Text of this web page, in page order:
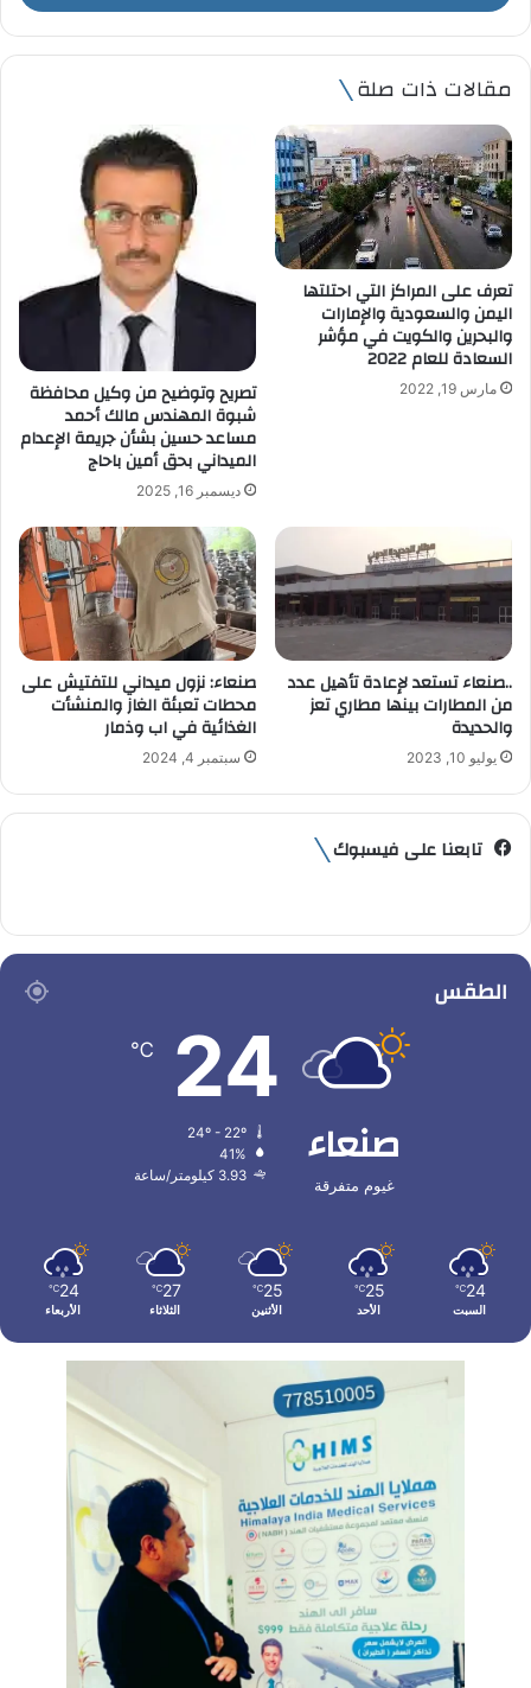
ر
د
ا
ل
إ
ل
ك
ت
ر
و
ن
ي
مقالات ذات صلة
تعرف على المراكز التي احتلتها
اليمن والسعودية والإمارات
والبحرين والكويت في مؤشر
السعادة للعام 2022
مارس 19, 2022 تصريح وتوضيح من وكيل محافظة
شبوة المهندس مالك أحمد
مساعد حسين بشأن جريمة الإعدام
الميداني بحق أمين باحاج
ديسمبر 16, 2025
..صنعاء تستعد لإعادة تأهيل عدد
من المطارات بينها مطاري تعز
والحديدة
يوليو 10, 2023
صنعاء: نزول ميداني للتفتيش على
محطات تعبئة الغاز والمنشأت
الغذائية في اب وذمار
سبتمبر 4, 2024
تابعنا على فيسبوك
الطقس
صنعاء
غيوم متفرقة
24
℃
41%
3.93 كيلومتر/ساعة
24
℃
السبت
25
℃
الأحد
25
℃
الأثنين
27
℃
الثلاثاء
24
℃
الأربعاء